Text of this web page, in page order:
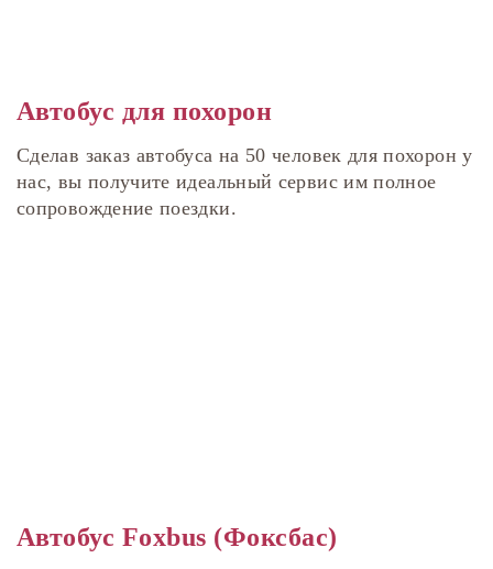
Автобус для похорон
Сделав заказ автобуса на 50 человек для похорон у
нас, вы получите идеальный сервис им полное
сопровождение поездки.
Автобус Foxbus (Фоксбас)